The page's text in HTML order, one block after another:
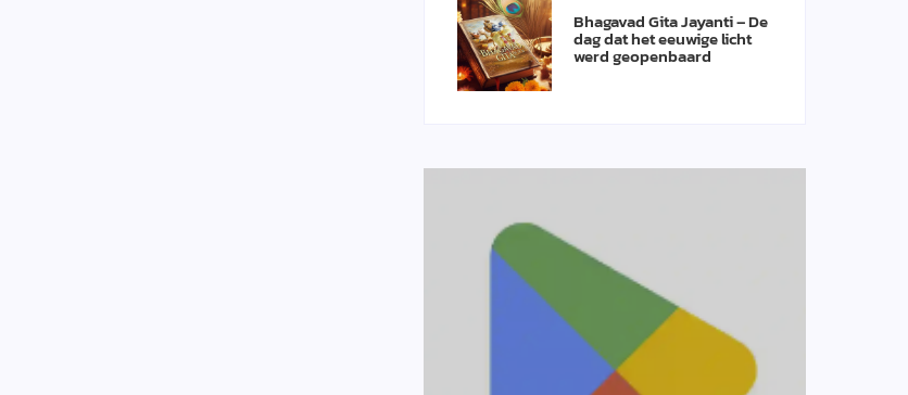
Bhagavad Gita Jayanti – De
dag dat het eeuwige licht
werd geopenbaard